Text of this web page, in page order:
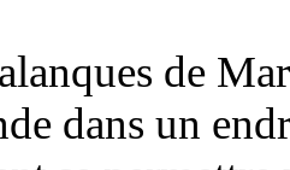
de
dans un